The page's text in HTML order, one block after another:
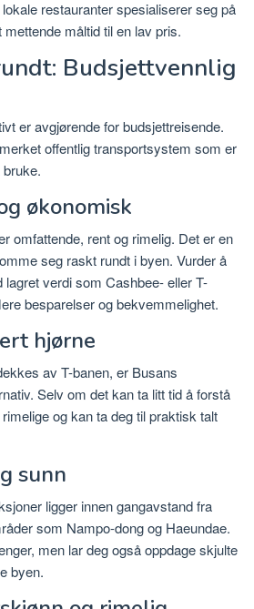
restauranter spesialiserer seg på
måltid til en lav pris.
Budsjettvennlig
er avgjørende for budsjettreisende.
offentlig transportsystem som er
økonomisk
omfattende, rent og rimelig. Det er en
seg raskt rundt i byen. Vurder å
verdi som Cashbee- eller T-
besparelser og bekvemmelighet.
hjørne
av T-banen, er Busans
Selv om det kan ta litt tid å forstå
og kan ta deg til praktisk talt
sunn
ligger innen gangavstand fra
som Nampo-dong og Haeundae.
men lar deg også oppdage skjulte
byen.